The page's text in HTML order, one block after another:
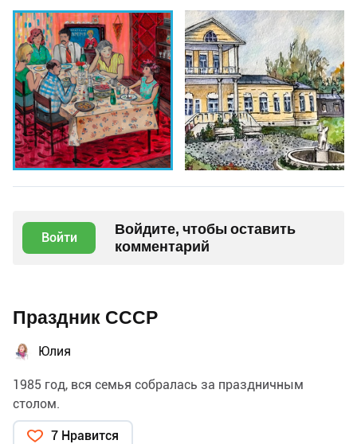
Войти
Войдите, чтобы оставить
комментарий
Праздник СССР
Юлия
1985 год, вся семья собралась за праздничным
столом.
7 Нравится